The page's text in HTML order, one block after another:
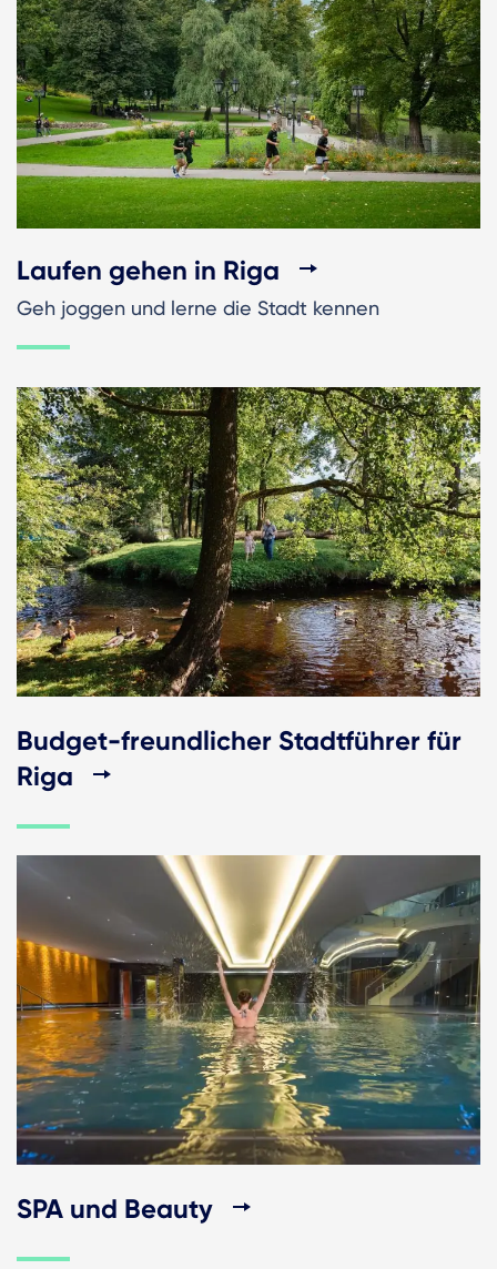
Laufen gehen in Riga
Geh joggen und lerne die Stadt kennen
Budget-freundlicher Stadtführer für
Riga
SPA und Beauty